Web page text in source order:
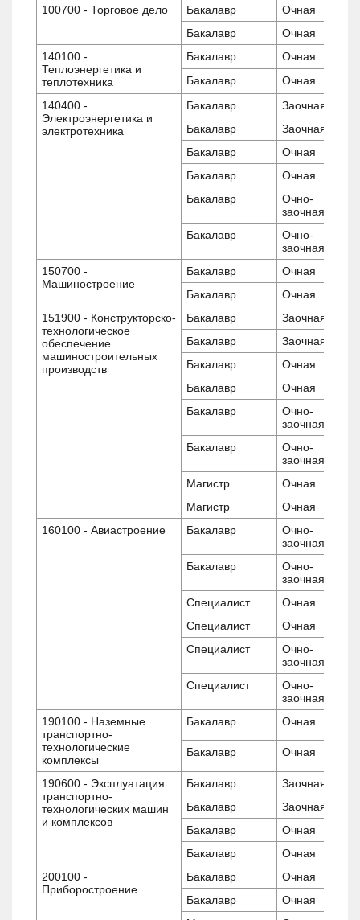
100700 - Торговое дело
Бакалавр
Очная
Бакалавр
Очная
140100 -
Теплоэнергетика и
теплотехника
Бакалавр
Очная
Бакалавр
Очная
140400 -
Электроэнергетика и
электротехника
Бакалавр
Заочная
Бакалавр
Заочная
Бакалавр
Очная
Бакалавр
Очная
Бакалавр
Очно-
заочная
Бакалавр
Очно-
заочная
150700 -
Машиностроение
Бакалавр
Очная
Бакалавр
Очная
151900 - Конструкторско-
технологическое
обеспечение
машиностроительных
производств
Бакалавр
Заочная
Бакалавр
Заочная
Бакалавр
Очная
Бакалавр
Очная
Бакалавр
Очно-
заочная
Бакалавр
Очно-
заочная
Магистр
Очная
Магистр
Очная
160100 - Авиастроение
Бакалавр
Очно-
заочная
Бакалавр
Очно-
заочная
Специалист
Очная
Специалист
Очная
Специалист
Очно-
заочная
Специалист
Очно-
заочная
190100 - Наземные
транспортно-
технологические
комплексы
Бакалавр Очная
Бакалавр Очная
190600 - Эксплуатация
транспортно-
технологических машин
и комплексов
Бакалавр
Заочная
Бакалавр
Заочная
Бакалавр
Очная
Бакалавр
Очная
200100 -
Приборостроение
Бакалавр
Очная
Бакалавр
Очная